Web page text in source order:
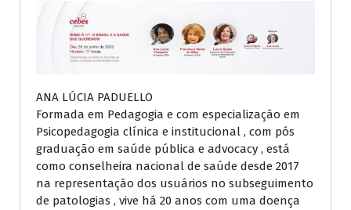
ANA LÚCIA PADUELLO
Formada em Pedagogia e com especialização em
Psicopedagogia clínica e institucional , com pós
graduação em saúde pública e advocacy , está
como conselheira nacional de saúde desde 2017
na representação dos usuários no subseguimento
de patologias , vive há 20 anos com uma doença